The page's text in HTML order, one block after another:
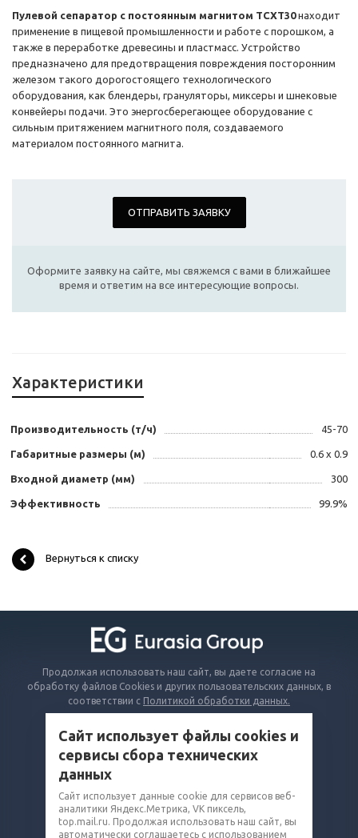
Пулевой сепаратор с постоянным магнитом TCXT30находит
применение в пищевой промышленности и работе с порошком, а
также в переработке древесины и пластмасс. Устройство
предназначено для предотвращения повреждения посторонним
железом такого дорогостоящего технологического
оборудования, как блендеры, грануляторы, миксеры и шнековые
конвейеры подачи. Это энергосберегающее оборудование с
сильным притяжением магнитного поля, создаваемого
материалом постоянного магнита.
ОТПРАВИТЬ ЗАЯВКУ
Оформите заявку на сайте, мы свяжемся с вами в ближайшее
время и ответим на все интересующие вопросы.
Характеристики
Производительность (т/ч) 45-70
Габаритные размеры (м) 0.6 x 0.9
Входной диаметр (мм) 300
Эффективность 99.9%
Вернуться к списку
Продолжая использовать наш сайт, вы даете согласие на
обработку файлов Cookies и других пользовательских данных, в
соответствии с Политикой обработки данных.
КОМПАНИЯ
КОНТАКТЫ
Сайт использует файлы cookies и
сервисы сбора технических
данных
Сайт использует данные cookie для сервисов веб-
аналитики Яндекс.Метрика, VK пиксель,
top.mail.ru. Продолжая использовать наш сайт, вы
автоматически соглашаетесь с использованием